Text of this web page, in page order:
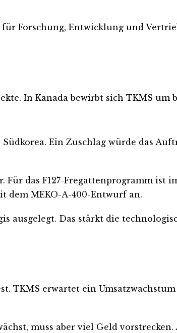
Forschung, Entwicklung und
In Kanada bewirbt sich TKMS um
Ein Zuschlag würde das
das F127-Fregattenprogramm ist
dem MEKO-A-400-Entwurf an.
ausgelegt. Das stärkt die
TKMS erwartet ein
muss aber viel Geld